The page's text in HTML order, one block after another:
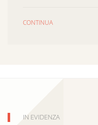
CONTINUA
IN EVIDENZA